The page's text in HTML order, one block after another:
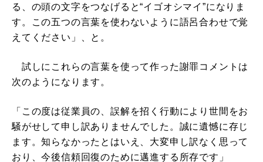
る、の頭の文字をつなげると“イゴオシマイ”になりま
す。この五つの言葉を使わないように語呂合わせで覚
えてください」、と。
試しにこれらの言葉を使って作った謝罪コメントは
次のようになります。
「この度は従業員の、誤解を招く行動により世間をお
騒がせして申し訳ありませんでした。誠に遺憾に存じ
ます。知らなかったとはいえ、大変申し訳なく思って
おり、今後信頼回復のために邁進する所存です」